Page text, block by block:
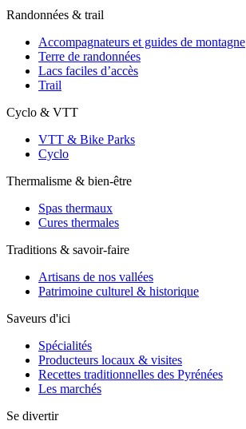
Randonnées & trail
Accompagnateurs et guides de montagne
Terre de randonnées
Lacs faciles d’accès
Trail
Cyclo & VTT
VTT & Bike Parks
Cyclo
Thermalisme & bien-être
Spas thermaux
Cures thermales
Traditions & savoir-faire
Artisans de nos vallées
Patrimoine culturel & historique
Saveurs d'ici
Spécialités
Producteurs locaux & visites
Recettes traditionnelles des Pyrénées
Les marchés
Se divertir